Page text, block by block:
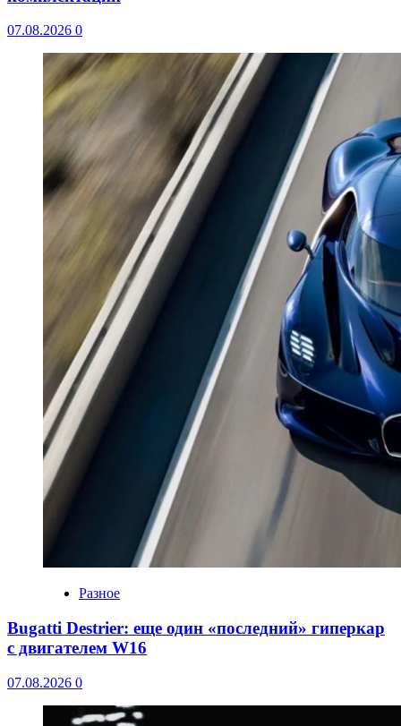
07.08.2026 0
Разное
Bugatti Destrier: еще один «последний» гиперкар
с двигателем W16
07.08.2026 0